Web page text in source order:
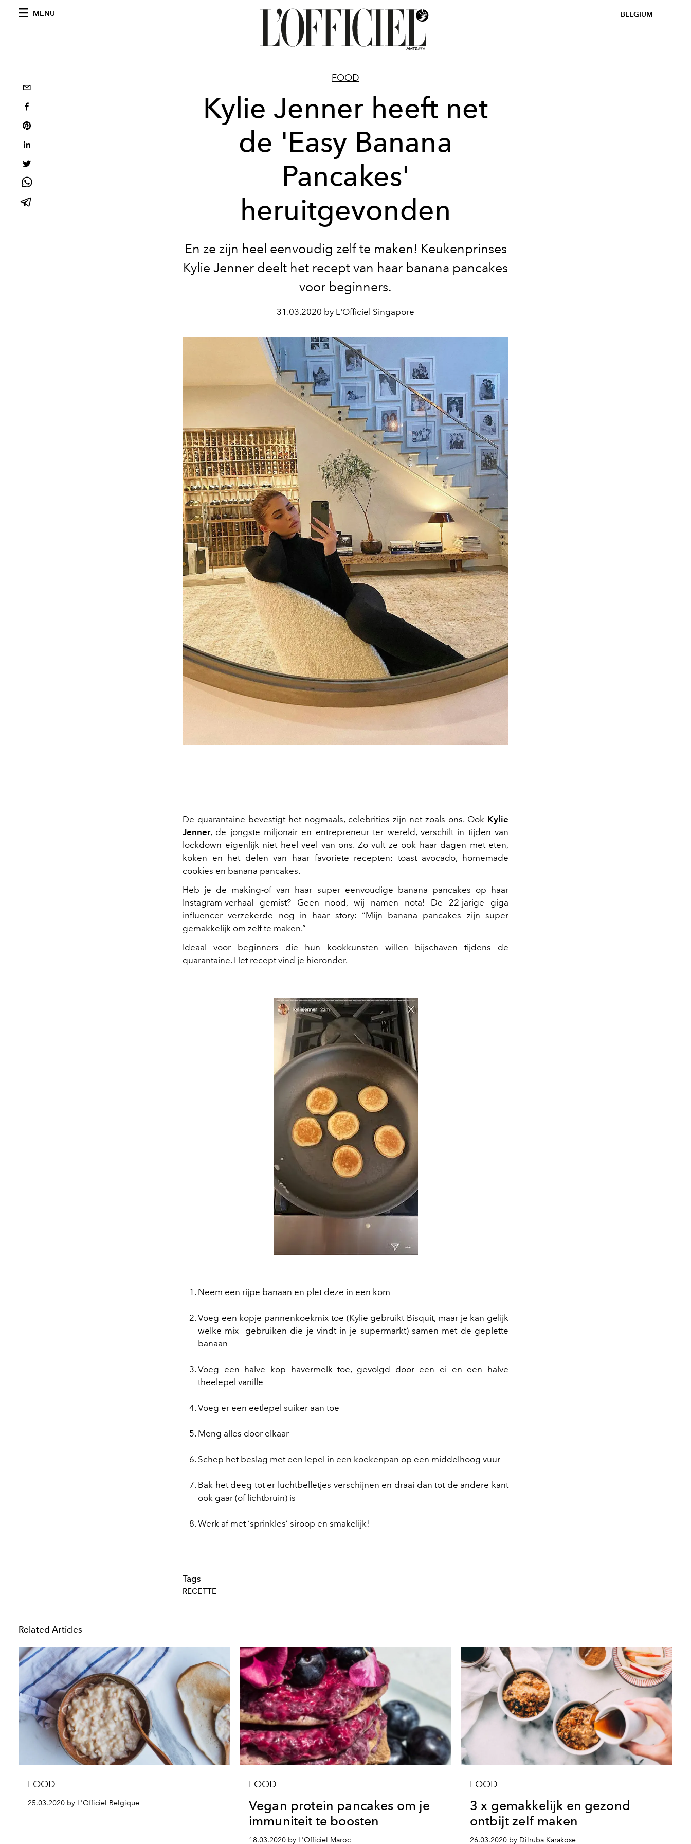
MENU BELGIUM
FOOD
Kylie Jenner heeft net
de 'Easy Banana
Pancakes'
heruitgevonden
En ze zijn heel eenvoudig zelf te maken! Keukenprinses
Kylie Jenner deelt het recept van haar banana pancakes
voor beginners.
31.03.2020 by L'Officiel Singapore
De quarantaine bevestigt het nogmaals, celebrities zijn net zoals ons. Ook Kylie
Jenner, de jongste miljonair en entrepreneur ter wereld, verschilt in tijden van
lockdown eigenlijk niet heel veel van ons. Zo vult ze ook haar dagen met eten,
koken en het delen van haar favoriete recepten: toast avocado, homemade
cookies en banana pancakes.
Heb je de making-of van haar super eenvoudige banana pancakes op haar
Instagram-verhaal gemist? Geen nood, wij namen nota! De 22-jarige giga
influencer verzekerde nog in haar story: “Mijn banana pancakes zijn super
gemakkelijk om zelf te maken.”
Ideaal voor beginners die hun kookkunsten willen bijschaven tijdens de
quarantaine. Het recept vind je hieronder.
Neem een rijpe banaan en plet deze in een kom
Voeg een kopje pannenkoekmix toe (Kylie gebruikt Bisquit, maar je kan gelijk
welke mix gebruiken die je vindt in je supermarkt) samen met de geplette
banaan
Voeg een halve kop havermelk toe, gevolgd door een ei en een halve
theelepel vanille
Voeg er een eetlepel suiker aan toe
Meng alles door elkaar
Schep het beslag met een lepel in een koekenpan op een middelhoog vuur
Bak het deeg tot er luchtbelletjes verschijnen en draai dan tot de andere kant
ook gaar (of lichtbruin) is
Werk af met ‘sprinkles’ siroop en smakelijk!
Tags
RECETTE
Related Articles
FOOD
25.03.2020 by L'Officiel Belgique
FOOD
Vegan protein pancakes om je
immuniteit te boosten
18.03.2020 by L'Officiel Maroc
FOOD
3 x gemakkelijk en gezond
ontbijt zelf maken
26.03.2020 by Dilruba Karaköse